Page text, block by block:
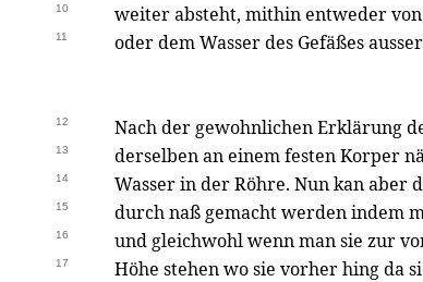
10 weiter absteht, mithin entweder
11 oder dem Wasser des Gefäßes
12 Nach der gewohnlichen Erklärung
13 derselben an einem festen Korper
14 Wasser in der Röhre. Nun kan aber
15 durch naß gemacht werden indem
16 und gleichwohl wenn man sie zur
17 Höhe stehen wo sie vorher hing da